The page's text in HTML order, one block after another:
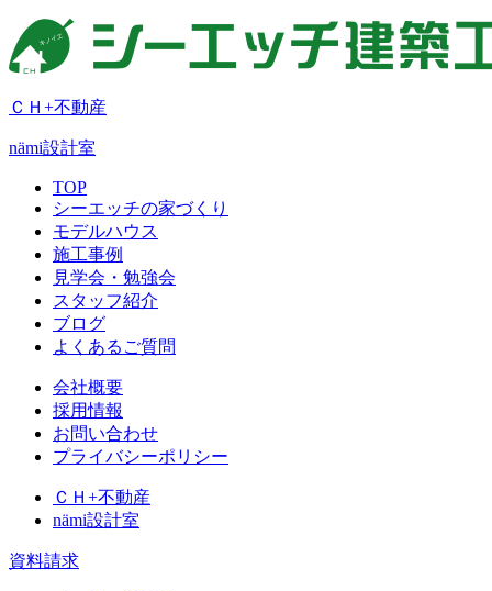
ＣＨ+不動産
nämi設計室
TOP
シーエッチの家づくり
モデルハウス
施工事例
見学会・勉強会
スタッフ紹介
ブログ
よくあるご質問
会社概要
採用情報
お問い合わせ
プライバシーポリシー
ＣＨ+不動産
nämi設計室
資料請求